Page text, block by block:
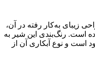
زیبای به‌کار رفته در آن،
است. رنگ‌بندی این شیر به
و نوع آبکاری آن از